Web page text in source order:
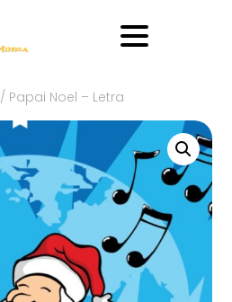
/ Papai Noel – Letra